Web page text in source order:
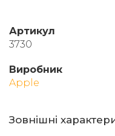
Артикул
3730
Виробник
Apple
Зовнішні